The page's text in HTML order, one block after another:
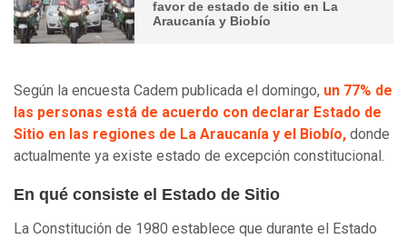
favor de estado de sitio en La
Araucanía y Biobío
Según la encuesta Cadem publicada el domingo, un 77% de
las personas está de acuerdo con declarar Estado de
Sitio en las regiones de La Araucanía y el Biobío, donde
actualmente ya existe estado de excepción constitucional.
En qué consiste el Estado de Sitio
La Constitución de 1980 establece que durante el Estado